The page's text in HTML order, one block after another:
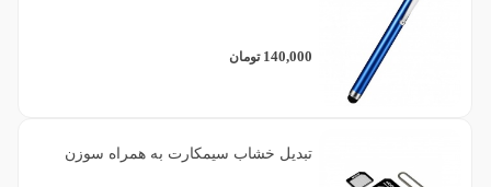
140,000 تومان
تبدیل خشاب سیمکارت به همراه سوزن